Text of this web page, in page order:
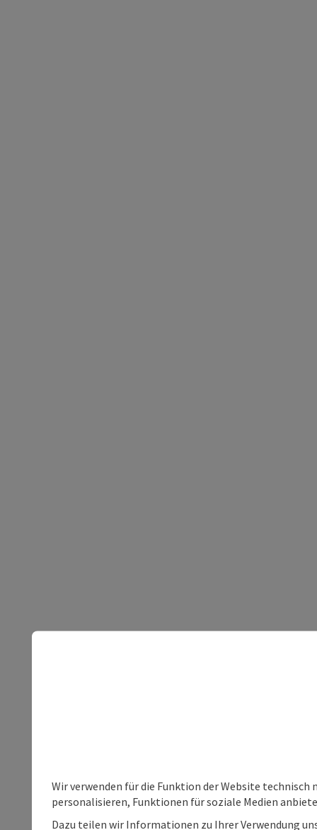
Wir verwenden für die Funktion der Website
personalisieren, Funktionen für soziale Medien
Dazu teilen wir Informationen zu Ihrer Verwendung